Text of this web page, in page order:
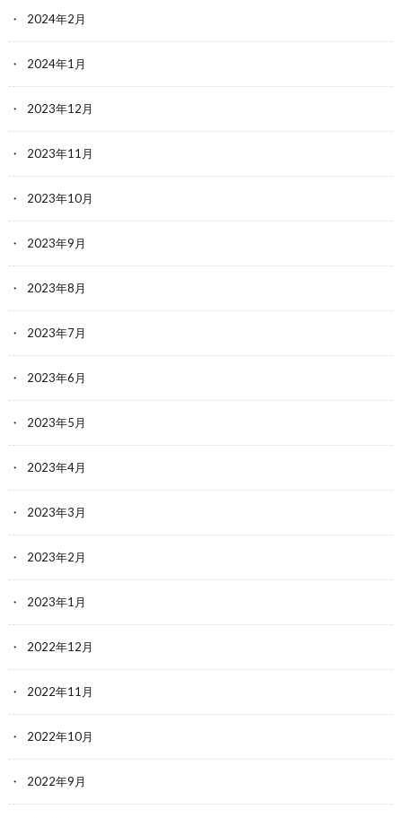
2024年2月
2024年1月
2023年12月
2023年11月
2023年10月
2023年9月
2023年8月
2023年7月
2023年6月
2023年5月
2023年4月
2023年3月
2023年2月
2023年1月
2022年12月
2022年11月
2022年10月
2022年9月